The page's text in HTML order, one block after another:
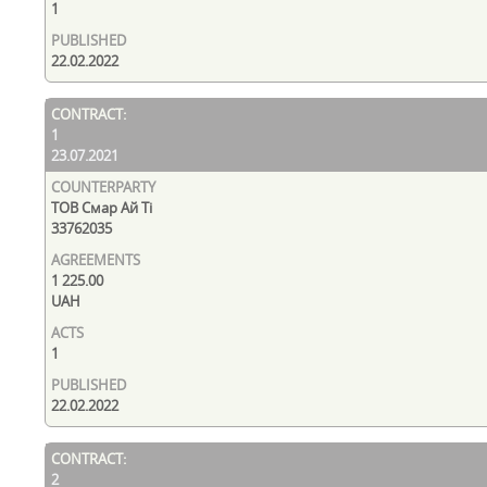
1
22.02.2022
1
23.07.2021
ТОВ Смар Ай Ті
33762035
1 225.00
UAH
1
22.02.2022
2